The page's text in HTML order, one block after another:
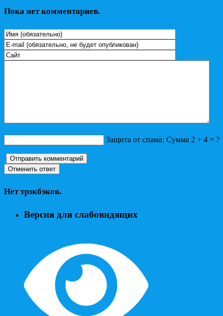
Пока нет комментариев.
Защита от спама: Сумма 2 + 4 = ?
Нет трэкбэков.
Версия для слабовидящих